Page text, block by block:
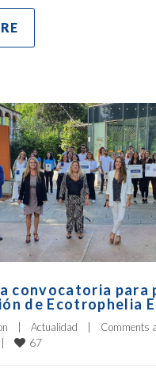
convocatoria para
de Ecotrophelia
Actualidad Comments
67